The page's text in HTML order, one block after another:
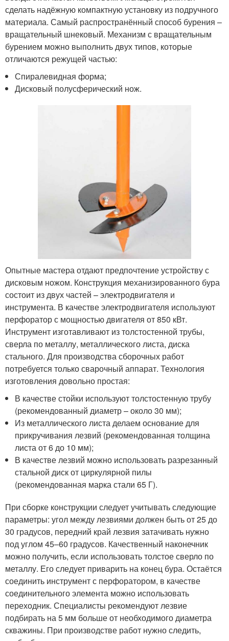
сделать надёжную компактную установку из подручного
материала. Самый распространённый способ бурения –
вращательный шнековый. Механизм с вращательным
бурением можно выполнить двух типов, которые
отличаются режущей частью:
Спиралевидная форма;
Дисковый полусферический нож.
Опытные мастера отдают предпочтение устройству с
дисковым ножом. Конструкция механизированного бура
состоит из двух частей – электродвигателя и
инструмента. В качестве электродвигателя используют
перфоратор с мощностью двигателя от 850 кВт.
Инструмент изготавливают из толстостенной трубы,
сверла по металлу, металлического листа, диска
стального. Для производства сборочных работ
потребуется только сварочный аппарат. Технология
изготовления довольно простая:
В качестве стойки используют толстостенную трубу
(рекомендованный диаметр – около 30 мм);
Из металлического листа делаем основание для
прикручивания лезвий (рекомендованная толщина
листа от 6 до 10 мм);
В качестве лезвий можно использовать разрезанный
стальной диск от циркулярной пилы
(рекомендованная марка стали 65 Г).
При сборке конструкции следует учитывать следующие
параметры: угол между лезвиями должен быть от 25 до
30 градусов, передний край лезвия затачивать нужно
под углом 45–60 градусов. Качественный наконечник
можно получить, если использовать толстое сверло по
металлу. Его следует приварить на конец бура. Остаётся
соединить инструмент с перфоратором, в качестве
соединительного элемента можно использовать
переходник. Специалисты рекомендуют лезвие
подбирать на 5 мм больше от необходимого диаметра
скважины. При производстве работ нужно следить,